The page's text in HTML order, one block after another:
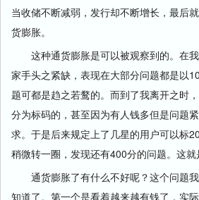
当收储不断减弱，发行却不断增长，最后
货膨胀。
这种通货膨胀是可以被观察到的。在我
家手头之紧缺，表现在大部分问题都是以
题可都是趋之若鹜的。而到了我离开之时
分为标码的，甚至因为有人钱多但是问题
求。于是后来规定上了几星的用户可以标
稍微转一圈，发现还有400分的问题。这就
通货膨胀了有什么不好呢？这个问题我
知道了。第一个是看着越来越有钱了，实